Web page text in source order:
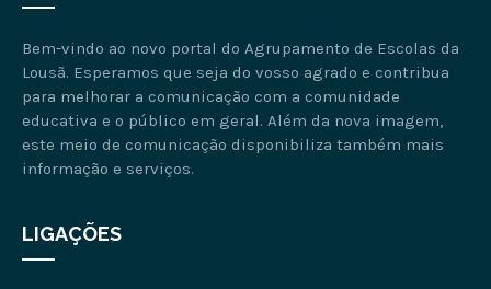
Bem-vindo ao novo portal do Agrupamento de Escolas da
Lousã. Esperamos que seja do vosso agrado e contribua
para melhorar a comunicação com a comunidade
educativa e o público em geral. Além da nova imagem,
este meio de comunicação disponibiliza também mais
informação e serviços.
LIGAÇÕES